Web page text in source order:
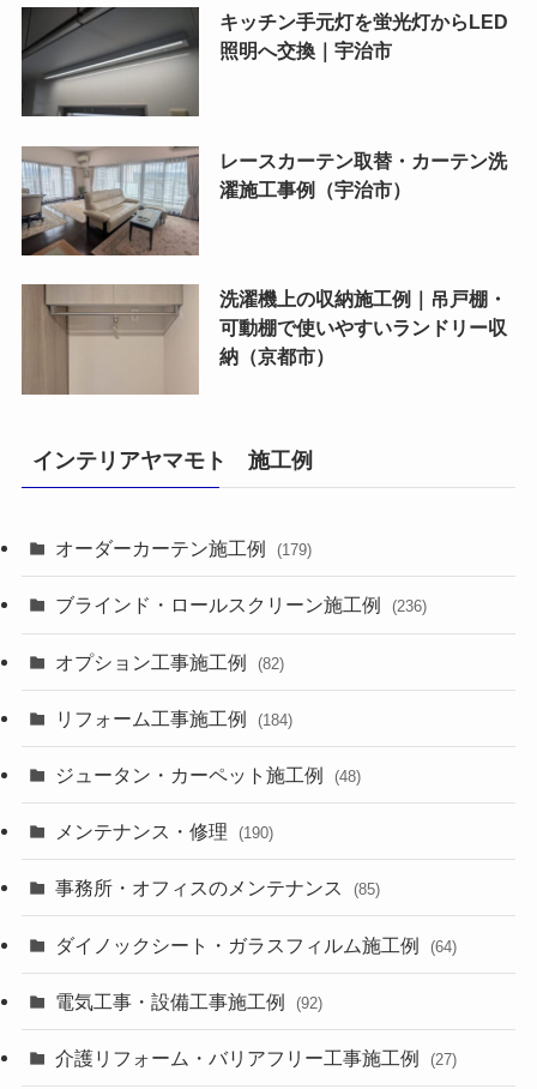
キッチン手元灯を蛍光灯からLED
照明へ交換｜宇治市
レースカーテン取替・カーテン洗
濯施工事例（宇治市）
洗濯機上の収納施工例｜吊戸棚・
可動棚で使いやすいランドリー収
納（京都市）
インテリアヤマモト 施工例
オーダーカーテン施工例 (179)
ブラインド・ロールスクリーン施工例 (236)
オプション工事施工例 (82)
リフォーム工事施工例 (184)
ジュータン・カーペット施工例 (48)
メンテナンス・修理 (190)
事務所・オフィスのメンテナンス (85)
ダイノックシート・ガラスフィルム施工例 (64)
電気工事・設備工事施工例 (92)
介護リフォーム・バリアフリー工事施工例 (27)